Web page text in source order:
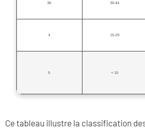
3b 30-44
4 15-29
5 < 15
Ce tableau illustre la classification